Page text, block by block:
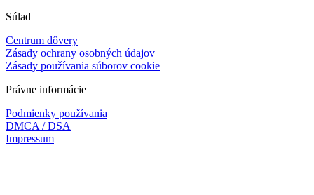
Súlad
Centrum dôvery
Zásady ochrany osobných údajov
Zásady používania súborov cookie
Právne informácie
Podmienky používania
DMCA / DSA
Impressum